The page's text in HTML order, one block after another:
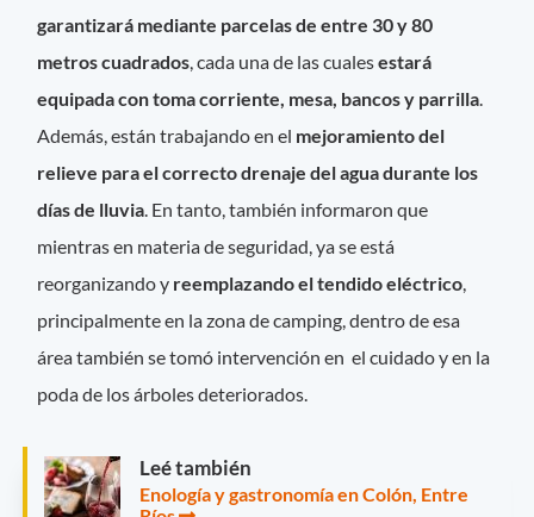
garantizará mediante parcelas de entre 30 y 80
metros cuadrados , cada una de las cualesestará
equipada con toma corriente, mesa, bancos y parrilla
Además, están trabajando en el mejoramiento del
relieve para el correcto drenaje del agua durante los
días de lluvia . En tanto, también informaron que
mientras en materia de seguridad, ya se está
reorganizando y reemplazando el tendido eléctrico
principalmente en la zona de camping, dentro de esa
área también se tomó intervención en el cuidado y en la
poda de los árboles deteriorados.
Leé también
Enología y gastronomía en Colón, Entre